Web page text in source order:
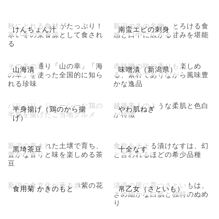
けんちょん汁
秋にとれる食材がたっぷり！
寒い冬の栄養源として食され
る
南蛮エビの刺身
新潟の冬の名物。とろける食
感と口中に広がる甘みを堪能
山海漬
その名の通り「山の幸」「海
の幸」を使った全国的に知ら
れる珍味
味噌漬（新潟県）
赤味噌の味や香りも楽しめ
る、素朴でありながら風味豊
かな逸品
半身揚げ（鶏のから揚
げ）
パリパリ・ジューシーな鶏の
半身を揚げたご当地グルメ
やわ肌ねぎ
越後美人のような柔肌と色白
が特徴
黒埼茶豆
新潟の恵まれた土壌で育ち、
豊かな香りと味を楽しめる茶
豆
十全なす
食欲をそそる漬けなすは、幻
と言われるほどの希少品種
食用菊 かきのもと
新潟の食文化が薫る赤紫の花 帛乙女（さといも）
清流の里に育つさといもは、
きめ細かな白肌と独特のぬめ
り